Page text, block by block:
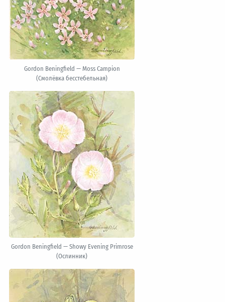
Gordon Beningfield — Moss Campion
(Смолёвка бесстебельная)
Gordon Beningfield — Showy Evening Primrose
(Ослинник)